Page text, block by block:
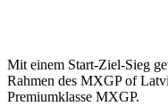
Mit einem Start-Ziel-Sieg
Rahmen des MXGP of
Premiumklasse MXGP.